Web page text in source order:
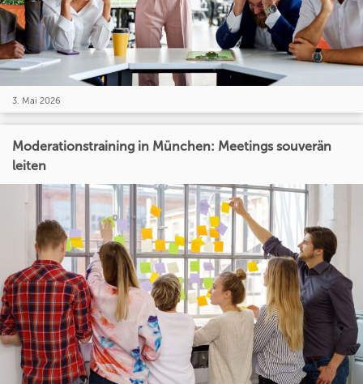
3. Mai 2026
Moderationstraining in München: Meetings souverän
leiten